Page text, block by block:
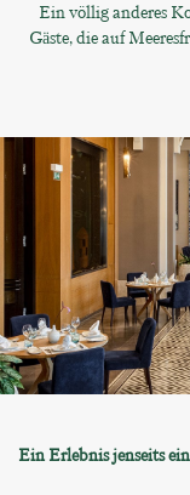
Ein völlig anderes
Gäste, die auf
Ein Erlebnis jenseits